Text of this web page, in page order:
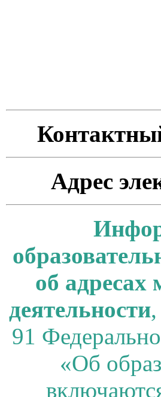
Адрес
об адресах
деятельности
91
«Об